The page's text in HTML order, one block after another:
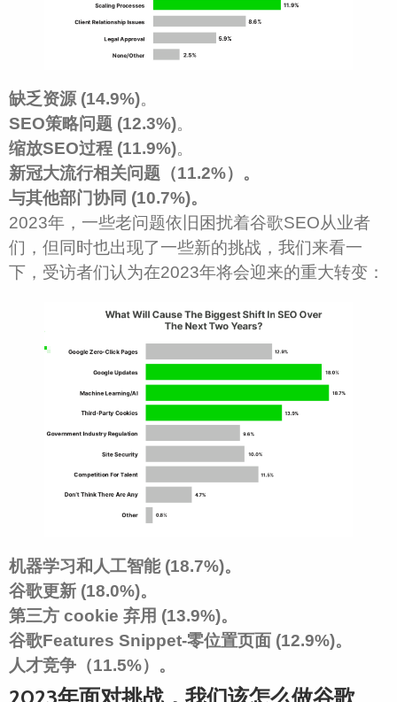
缺乏资源 (14.9%)。
SEO策略问题 (12.3%)。
缩放SEO过程 (11.9%)。
新冠大流行相关问题（11.2%）。
与其他部门协同 (10.7%)。
2023年，一些老问题依旧困扰着谷歌SEO从业者
们，但同时也出现了一些新的挑战，我们来看一
下，受访者们认为在2023年将会迎来的重大转变：
机器学习和人工智能 (18.7%)。
谷歌更新 (18.0%)。
第三方 cookie 弃用 (13.9%)。
谷歌Features Snippet-零位置页面 (12.9%)。
人才竞争（11.5%）。